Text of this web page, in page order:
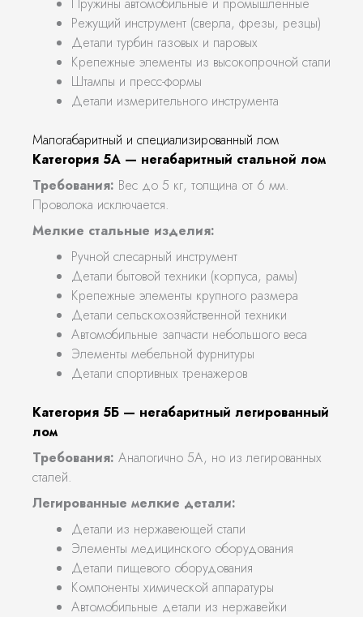
Режущий инструмент (сверла, фрезы, резцы)
Детали турбин газовых и паровых
Крепежные элементы из высокопрочной стали
Штампы и пресс-формы
Детали измерительного инструмента
Малогабаритный и специализированный лом
Категория 5А — негабаритный стальной лом
Требования: Вес до 5 кг, толщина от 6 мм.
Проволока исключается.
Мелкие стальные изделия:
Ручной слесарный инструмент
Детали бытовой техники (корпуса, рамы)
Крепежные элементы крупного размера
Детали сельскохозяйственной техники
Автомобильные запчасти небольшого веса
Элементы мебельной фурнитуры
Детали спортивных тренажеров
Категория 5Б — негабаритный легированный
лом
Требования: Аналогично 5А, но из легированных
сталей.
Легированные мелкие детали:
Детали из нержавеющей стали
Элементы медицинского оборудования
Детали пищевого оборудования
Компоненты химической аппаратуры
Автомобильные детали из нержавейки